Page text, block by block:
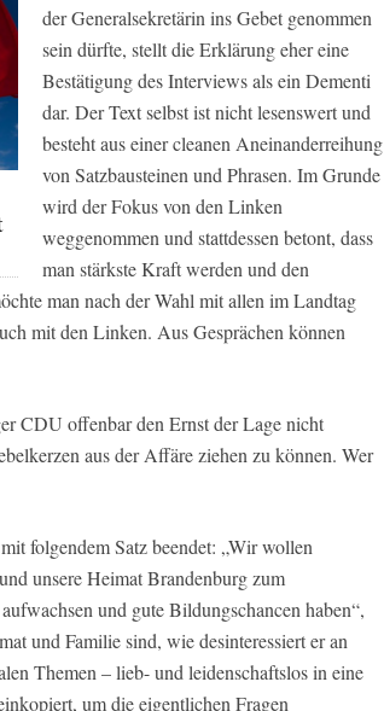
der Generalsekretärin ins Gebet genommen
sein dürfte, stellt die Erklärung eher eine
Bestätigung des Interviews als ein Dementi
dar. Der Text selbst ist nicht lesenswert und
besteht aus einer cleanen Aneinanderreihung
von Satzbausteinen und Phrasen. Im Grunde
wird der Fokus von den Linken
weggenommen und stattdessen betont, dass
man stärkste Kraft werden und den
man nach der Wahl mit allen im Landtag
mit den Linken. Aus Gesprächen können
CDU offenbar den Ernst der Lage nicht
aus der Affäre ziehen zu können. Wer
folgendem Satz beendet: „Wir wollen
unsere Heimat Brandenburg zum
und gute Bildungschancen haben“,
und Familie sind, wie desinteressiert er an
Themen – lieb- und leidenschaftslos in eine
um die eigentlichen Fragen